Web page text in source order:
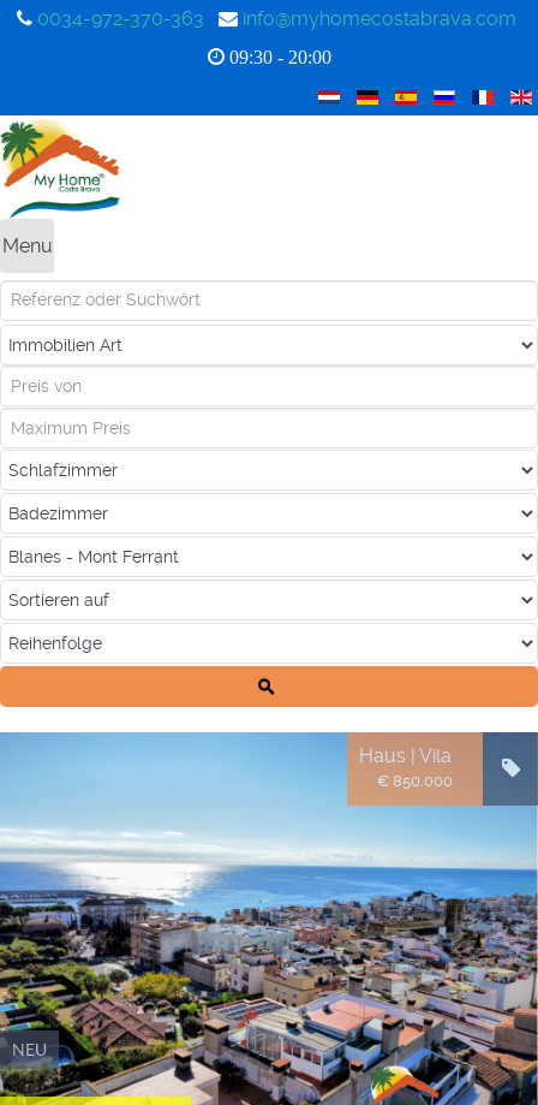
0034-972-370-363 info@myhomecostabrava.com
09:30 - 20:00
Menu
NEU
Haus | Vila
€ 850.000